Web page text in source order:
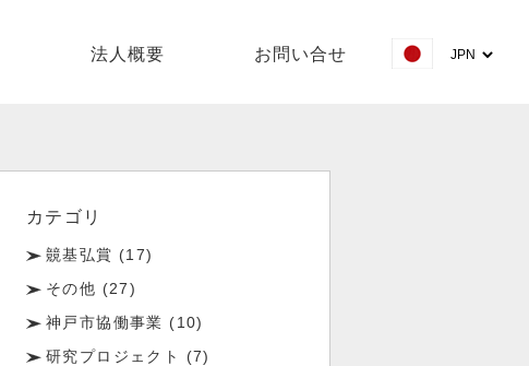
法人概要 お問い合せ
カテゴリ
竸基弘賞 (17)
その他 (27)
神戸市協働事業 (10)
研究プロジェクト (7)